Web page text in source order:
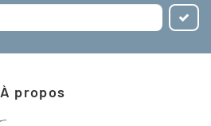
À propos